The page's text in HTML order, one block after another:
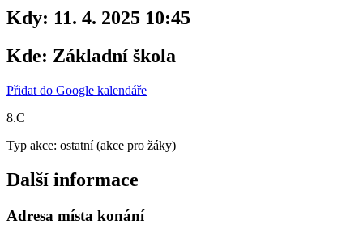
Kdy: 11. 4. 2025 10:45
Kde: Základní škola
Přidat do Google kalendáře
8.C
Typ akce: ostatní (akce pro žáky)
Další informace
Adresa místa konání